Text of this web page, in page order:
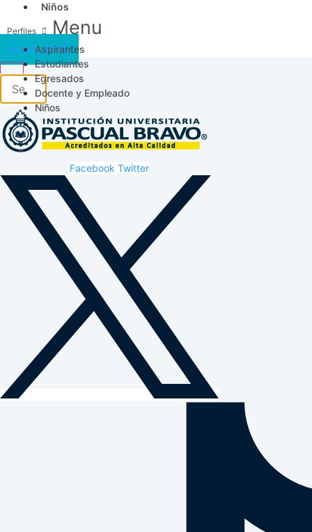
Niños
Menu
Aspirantes
Estudiantes
Egresados
Docente y Empleado
Niños
Acceso SICAU
Facebook Twitter